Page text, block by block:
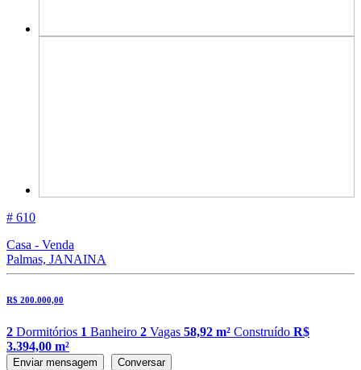
# 610
Casa - Venda
Palmas, JANAINA
R$ 200.000,00
2 Dormitórios 1 Banheiro 2 Vagas 58,92 m² Construído R$
3.394,00 m²
Enviar mensagem Conversar